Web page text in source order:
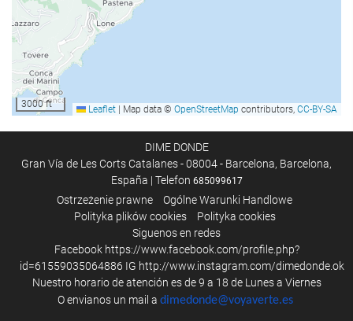
przechowalnia bagażu
zamykane szafki
Kantor
biuro informacji turystycznej
bar przekąskowy
śniadanie w pokoju
3000 ft Leaflet Map data © OpenStreetMap contributors, CC-BY-SA
DIME DONDE
Gran Vía de Les Corts Catalanes - 08004 - Barcelona, Barcelona,
España | Telefon 685099617
Ostrzeżenie prawne
Ogólne Warunki Handlowe
Polityka plików cookies
Polityka cookies
Siguenos en redes
Facebook https://www.facebook.com/profile.php?
id=61559035064886 IG http://www.instagram.com/dimedonde.ok
Nuestro horario de atención es de 9 a 18 de Lunes a Viernes
O envianos un mail a dimedonde@voyaverte.es